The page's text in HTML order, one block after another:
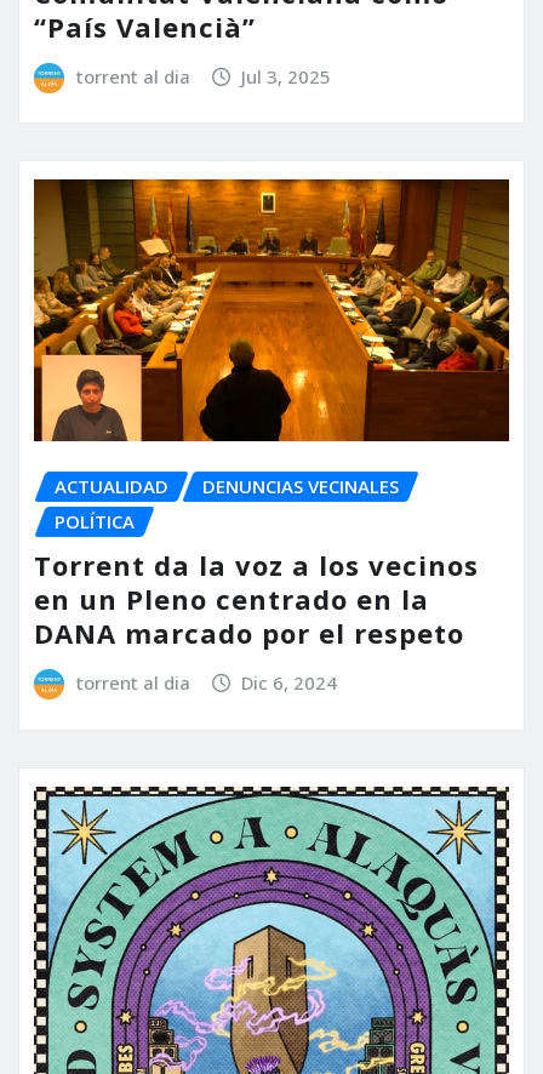
“País Valencià”
torrent al dia Jul 3, 2025
ACTUALIDAD
DENUNCIAS VECINALES
POLÍTICA
Torrent da la voz a los vecinos
en un Pleno centrado en la
DANA marcado por el respeto
torrent al dia Dic 6, 2024